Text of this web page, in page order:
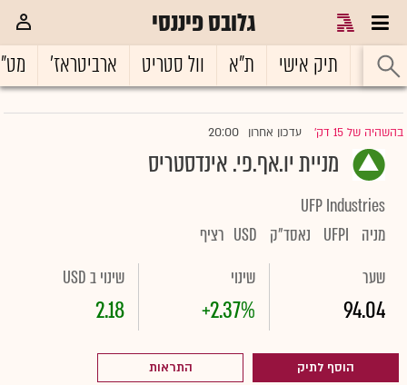
גלובס פיננסי
ראשי תיק אישי ת"א וול סטריט ארביטראז'
בהשהיה של 15 דק' |עדכון אחרון 20:00
מניית יו.אף.פי. אינדסטריס
UFP Industries
מניה
UFPI נאסד"ק USD רציף
שער
94.04
שינוי
+2.37%
שינוי ב USD
2.18
הוסף לתיק התראות